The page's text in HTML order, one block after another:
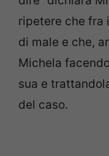
ripetere che fra
di male e che,
Michela
sua e
del caso.